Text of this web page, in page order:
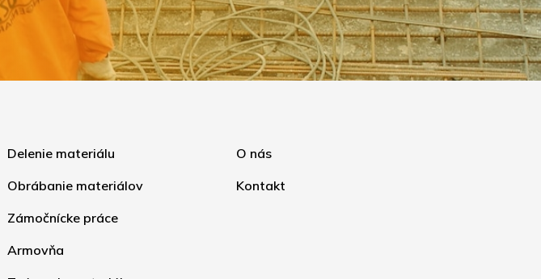
Delenie materiálu
Obrábanie materiálov
Zámočnícke práce
Armovňa
O nás
Kontakt